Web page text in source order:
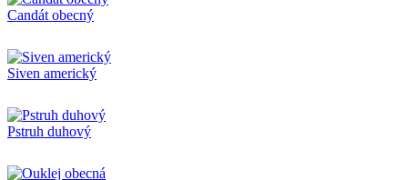
Candát obecný
Siven americký
Pstruh duhový